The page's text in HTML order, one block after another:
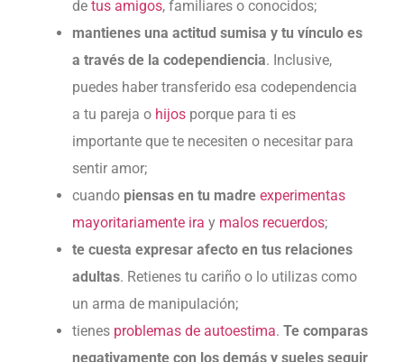
de tus amigos, familiares o conocidos;
mantienes una actitud sumisa y tu vínculo es
a través de la codependiencia. Inclusive,
puedes haber transferido esa codependencia
a tu pareja o hijos porque para ti es
importante que te necesiten o necesitar para
sentir amor;
cuando piensas en tu madre experimentas
mayoritariamente ira y malos recuerdos;
te cuesta expresar afecto en tus relaciones
adultas. Retienes tu cariño o lo utilizas como
un arma de manipulación;
tienes problemas de autoestima. Te comparas
negativamente con los demás y sueles seguir